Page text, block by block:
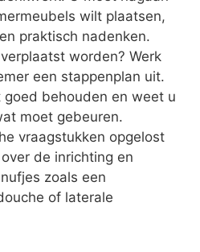
wilt plaatsen,
praktisch nadenken.
worden? Werk
een stappenplan uit.
behouden en weet u
moet gebeuren.
vraagstukken opgelost
de inrichting en
zoals een
of laterale